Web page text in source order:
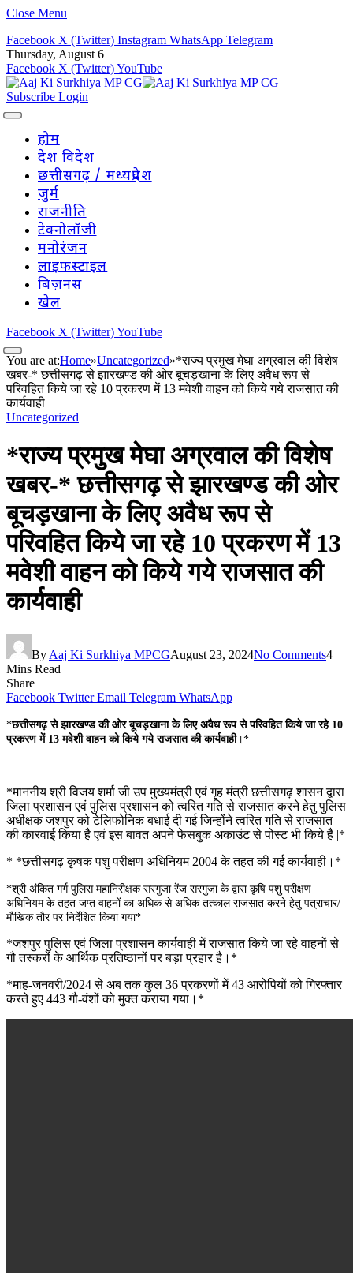
Close Menu
Facebook X (Twitter) Instagram WhatsApp Telegram
Thursday, August 6
Facebook X (Twitter)YouTube
Subscribe Login
होम
देश विदेश
छत्तीसगढ़ / मध्यप्रदेश
जुर्म
राजनीति
टेक्नोलॉजी
मनोरंजन
लाइफस्टाइल
बिज़नस
खेल
Facebook X (Twitter)YouTube
You are at:Home»Uncategorized»*राज्य प्रमुख मेघा अग्रवाल की विशेष
खबर-* छत्तीसगढ़ से झारखण्ड की ओर बूचड़खाना के लिए अवैध रूप से
परिवहित किये जा रहे 10 प्रकरण में 13 मवेशी वाहन को किये गये राजसात की
कार्यवाही
Uncategorized
*राज्य प्रमुख मेघा अग्रवाल की विशेष
खबर-* छत्तीसगढ़ से झारखण्ड की ओर
बूचड़खाना के लिए अवैध रूप से
परिवहित किये जा रहे 10 प्रकरण में 13
मवेशी वाहन को किये गये राजसात की
कार्यवाही
By Aaj Ki Surkhiya MPCGAugust 23, 2024No Comments4
Mins Read
Share
Facebook Twitter Email Telegram WhatsApp
*छत्तीसगढ़ से झारखण्ड की ओर बूचड़खाना के लिए अवैध रूप से परिवहित किये जा रहे 10
प्रकरण में 13 मवेशी वाहन को किये गये राजसात की कार्यवाही।*
*माननीय श्री विजय शर्मा जी उप मुख्यमंत्री एवं गृह मंत्री छत्तीसगढ़ शासन द्वारा
जिला प्रशासन एवं पुलिस प्रशासन को त्वरित गति से राजसात करने हेतु पुलिस
अधीक्षक जशपुर को टेलिफोनिक बधाई दी गई जिन्होंने त्वरित गति से राजसात
की कारवाई किया है एवं इस बावत अपने फेसबुक अकाउंट से पोस्ट भी किये है |*
* *छत्तीसगढ़ कृषक पशु परीक्षण अधिनियम 2004 के तहत की गई कार्यवाही।*
*श्री अंकित गर्ग पुलिस महानिरीक्षक सरगुजा रेंज सरगुजा के द्वारा कृषि पशु परीक्षण
अधिनियम के तहत जप्त वाहनों का अधिक से अधिक तत्काल राजसात करने हेतु पत्राचार/
मौखिक तौर पर निर्देशित किया गया*
*जशपुर पुलिस एवं जिला प्रशासन कार्यवाही में राजसात किये जा रहे वाहनों से
गौ तस्करों के आर्थिक प्रतिष्ठानों पर बड़ा प्रहार है।*
*माह-जनवरी/2024 से अब तक कुल 36 प्रकरणों में 43 आरोपियों को गिरफ्तार
करते हुए 443 गौ-वंशों को मुक्त कराया गया।*